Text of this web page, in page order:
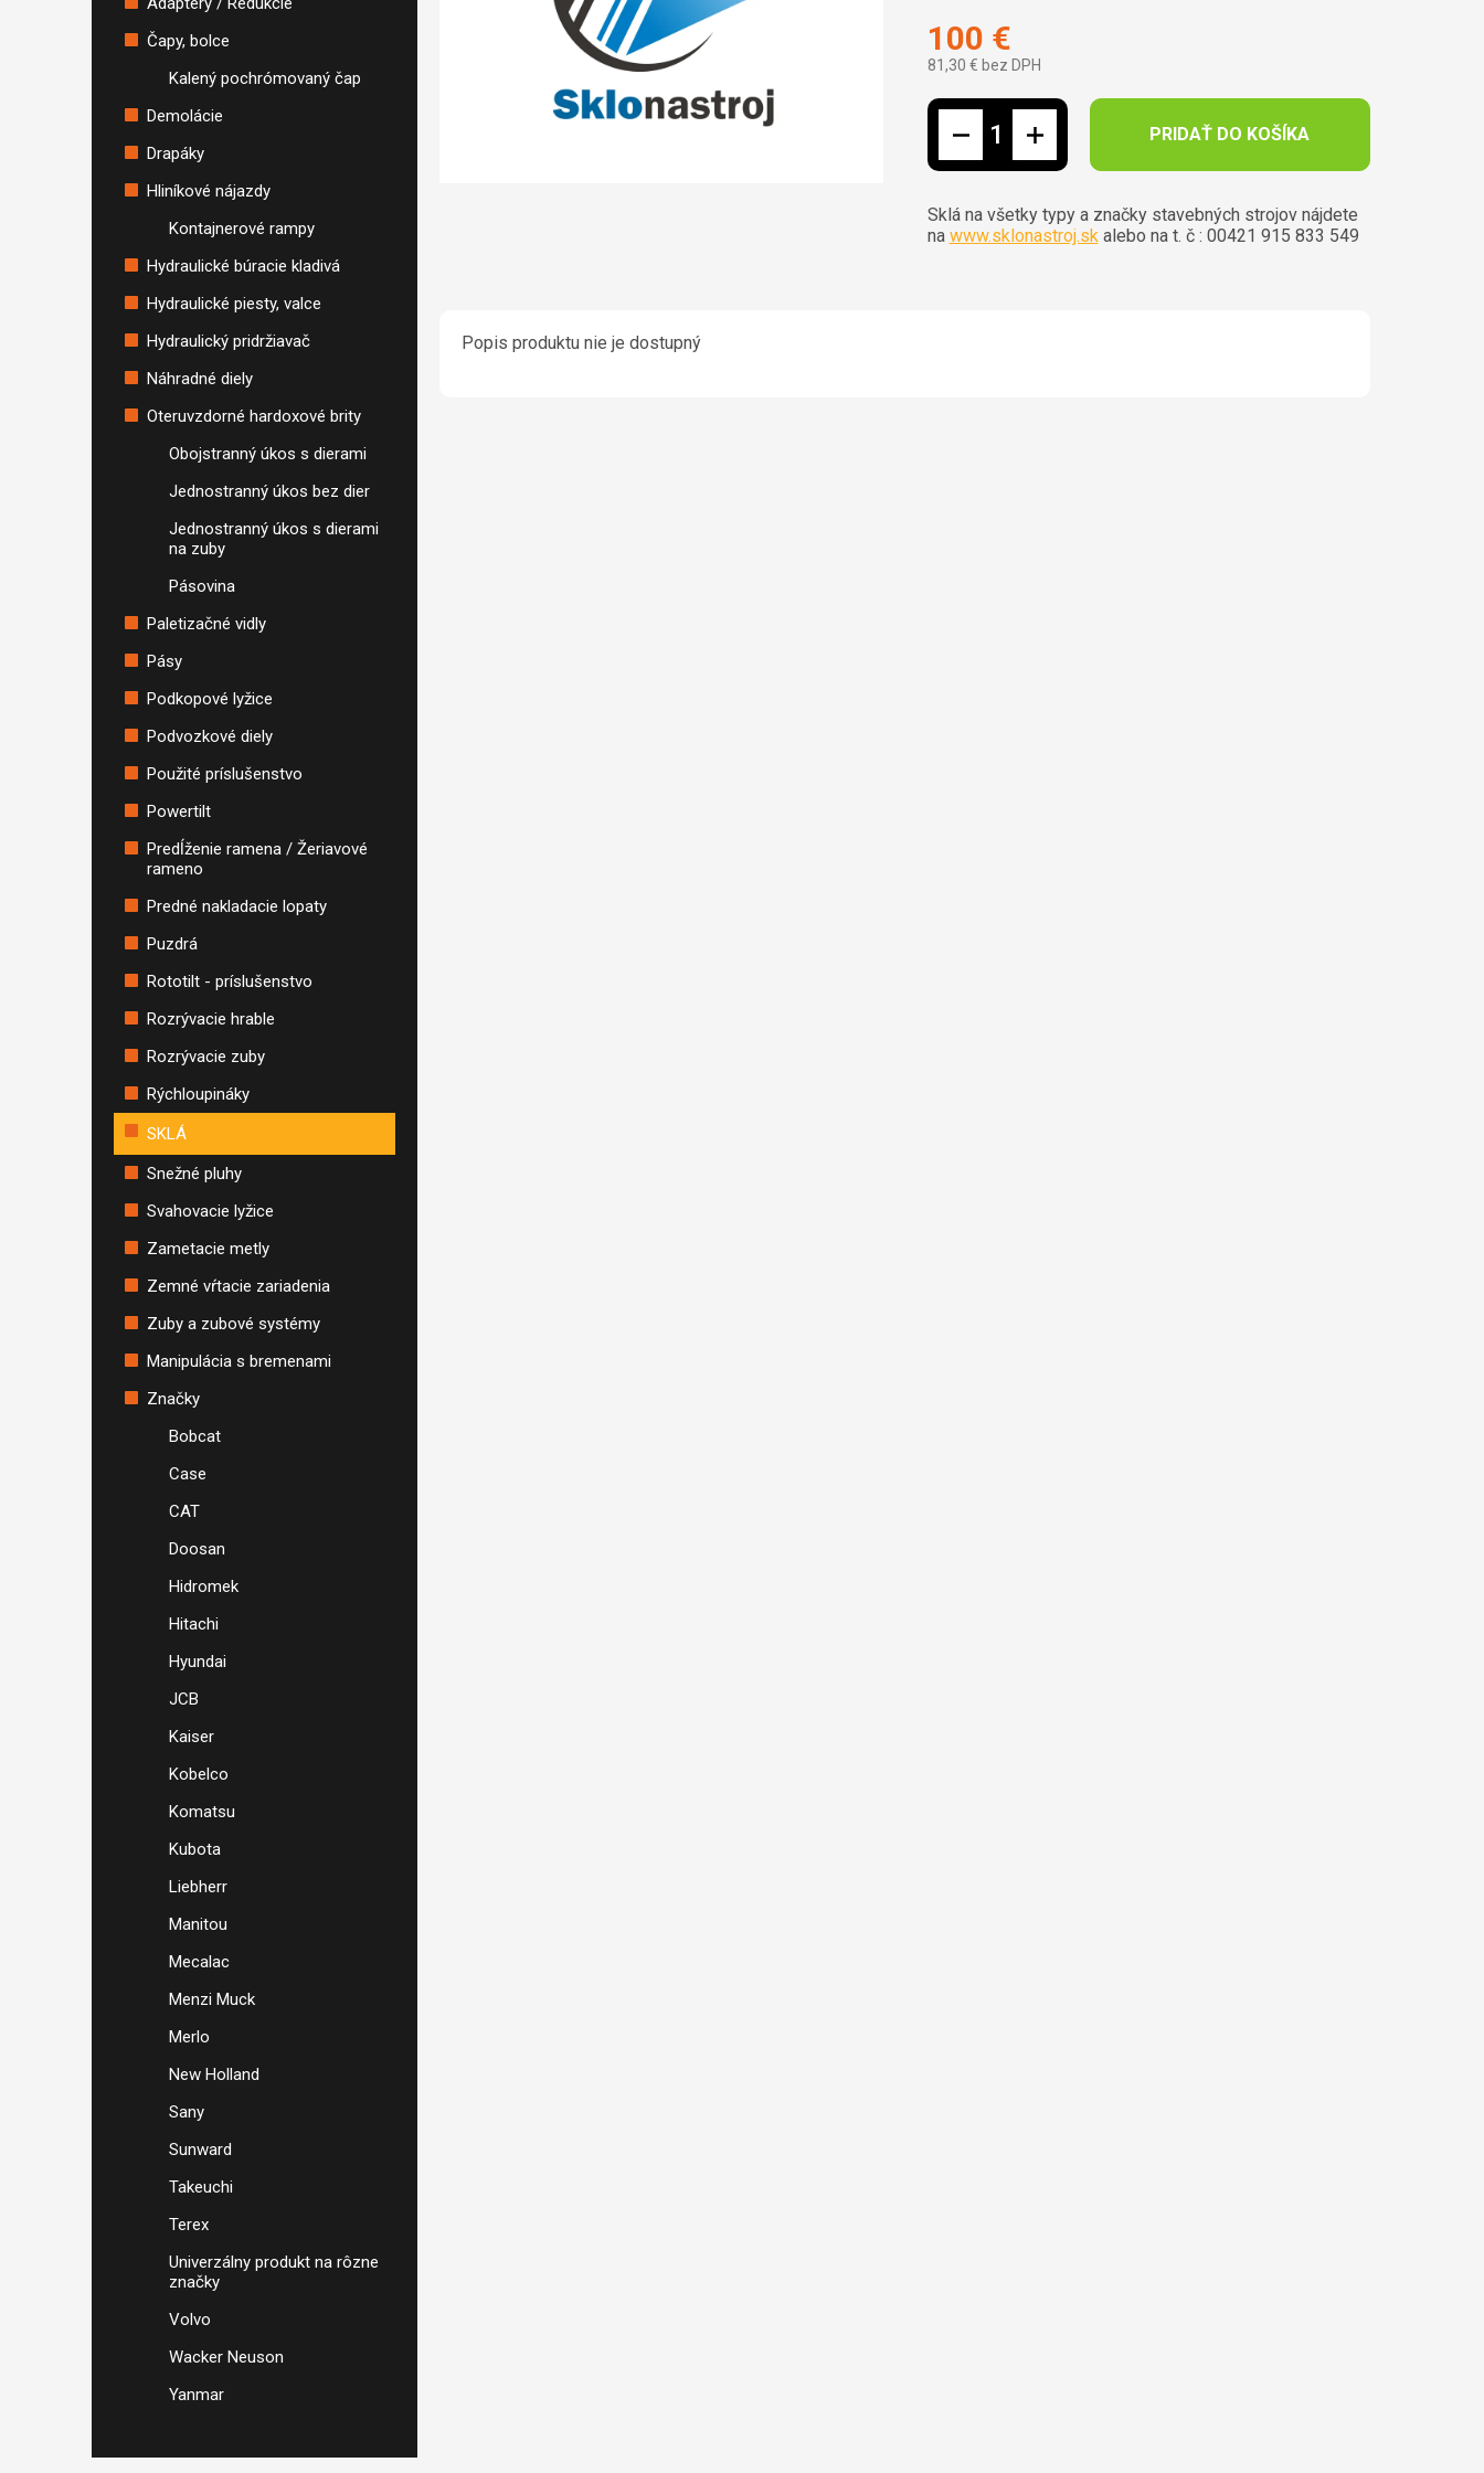
Čapy, bolce
Kalený pochrómovaný čap
Demolácie
Drapáky
Hliníkové nájazdy
Kontajnerové rampy
Hydraulické búracie kladivá
Hydraulické piesty, valce
Hydraulický pridržiavač
Náhradné diely
Oteruvzdorné hardoxové brity
Obojstranný úkos s dierami
Jednostranný úkos bez dier
Jednostranný úkos s dierami
na zuby
Pásovina
Paletizačné vidly
Pásy
Podkopové lyžice
Podvozkové diely
Použité príslušenstvo
Powertilt
Predĺženie ramena / Žeriavové
rameno
Predné nakladacie lopaty
Puzdrá
Rototilt - príslušenstvo
Rozrývacie hrable
Rozrývacie zuby
Rýchloupináky
SKLÁ
Snežné pluhy
Svahovacie lyžice
Zametacie metly
Zemné vŕtacie zariadenia
Zuby a zubové systémy
Manipulácia s bremenami
Značky
Bobcat
Case
CAT
Doosan
Hidromek
Hitachi
Hyundai
JCB
Kaiser
Kobelco
Komatsu
Kubota
Liebherr
Manitou
Mecalac
Menzi Muck
Merlo
New Holland
Sany
Sunward
Takeuchi
Terex
Univerzálny produkt na rôzne
značky
Volvo
Wacker Neuson
Yanmar
100 €
81,30 € bez DPH
Jednotková cena:
PRIDAŤ DO KOŠÍKA
Sklá na všetky typy a značky stavebných strojov nájdete
na www.sklonastroj.skalebo na t. č : 00421 915 833 549
Popis produktu nie je dostupný